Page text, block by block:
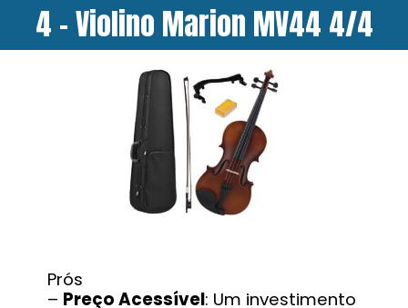
4 - Violino Marion MV44 4/4
Prós
– Preço Acessível: Um investimento